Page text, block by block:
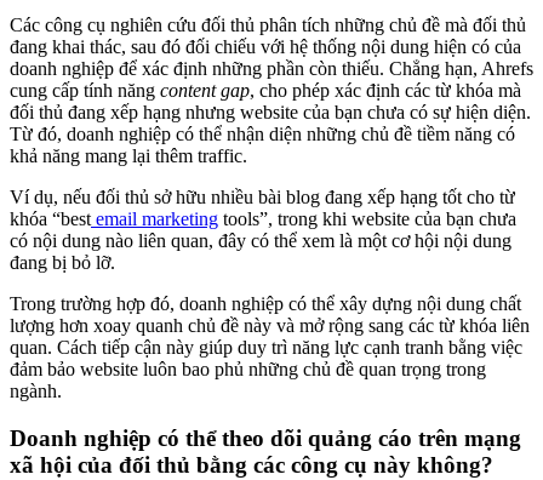
Các công cụ nghiên cứu đối thủ phân tích những chủ đề mà đối thủ
đang khai thác, sau đó đối chiếu với hệ thống nội dung hiện có của
doanh nghiệp để xác định những phần còn thiếu. Chẳng hạn, Ahrefs
cung cấp tính năng content gap, cho phép xác định các từ khóa mà
đối thủ đang xếp hạng nhưng website của bạn chưa có sự hiện diện.
Từ đó, doanh nghiệp có thể nhận diện những chủ đề tiềm năng có
khả năng mang lại thêm traffic.
Ví dụ, nếu đối thủ sở hữu nhiều bài blog đang xếp hạng tốt cho từ
khóa “best email marketing tools”, trong khi website của bạn chưa
có nội dung nào liên quan, đây có thể xem là một cơ hội nội dung
đang bị bỏ lỡ.
Trong trường hợp đó, doanh nghiệp có thể xây dựng nội dung chất
lượng hơn xoay quanh chủ đề này và mở rộng sang các từ khóa liên
quan. Cách tiếp cận này giúp duy trì năng lực cạnh tranh bằng việc
đảm bảo website luôn bao phủ những chủ đề quan trọng trong
ngành.
Doanh nghiệp có thể theo dõi quảng cáo trên mạng
xã hội của đối thủ bằng các công cụ này không?